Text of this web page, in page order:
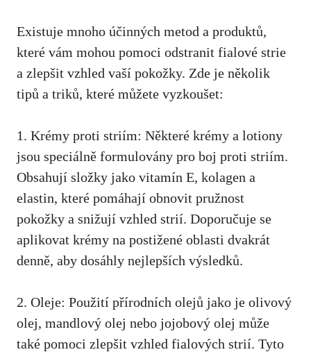
Existuje mnoho ⁣účinných metod a ⁣produktů,
‌které vám mohou pomoci odstranit fialové strie
a zlepšit vzhled vaší pokožky. Zde je několik
tipů a triků, které můžete vyzkoušet:
1. Krémy proti striím: Některé krémy a lotiony
⁣jsou ‌speciálně formulovány pro boj proti striím.
Obsahují složky jako vitamín E, kolagen a
elastin, které pomáhají obnovit pružnost
pokožky a snižují vzhled strií. Doporučuje se
aplikovat krémy na postižené oblasti dvakrát
denně, aby dosáhly nejlepších výsledků.
2. Oleje: Použití přírodních ​olejů jako je olivový
olej, mandlový olej nebo jojobový olej ⁤může
také pomoci zlepšit vzhled fialových strií. Tyto